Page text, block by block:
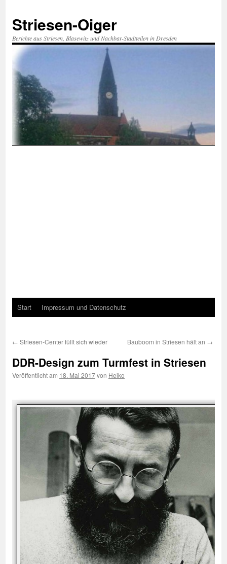
springen
Striesen-Oiger
Berichte aus Striesen, Blasewitz und Nachbar-Stadtteilen in Dresden
Start Impressum und Datenschutz
← Striesen-Center füllt sich wieder Bauboom in Striesen hält an →
DDR-Design zum Turmfest in Striesen
Veröffentlicht am 18. Mai 2017von Heiko